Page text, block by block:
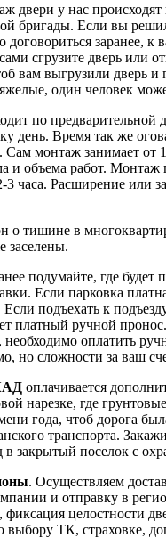
двери у нас
бригады. Если вы
договориться заранее, к
сгрузите дверь или
вам выгрузили дверь и
один человек
по предварительной
день. Время так же
Сам монтаж занимает от
и объема работ. Монтаж
3 часа. Расширение или
о тишине в
заселены.
подумайте, где будет
Если парковка
Если подъехать к
платный ручной
необходимо оплатить
но сложности за ваш
оплачивается
нарезке, где
года, чтоб дорога
транспорта.
в закрытый поселок с
. Осуществляем
и отправку в
фиксация целостности
выбору ТК, страховке,